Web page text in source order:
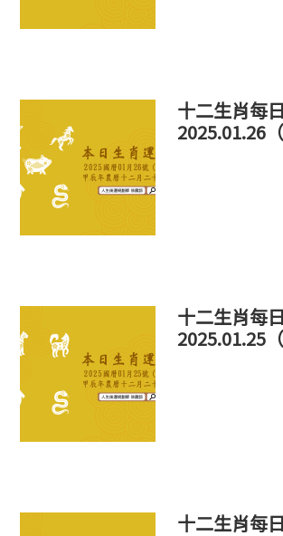
十二生肖每
2025.01.26（
十二生肖每
2025.01.25（
十二生肖每